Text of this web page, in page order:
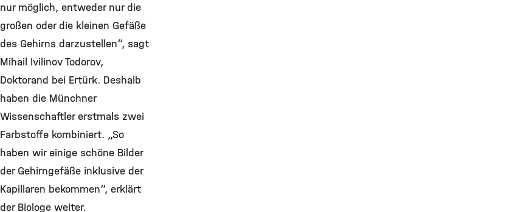
nur möglich, entweder nur die
großen oder die kleinen Gefäße
des Gehirns darzustellen“, sagt
Mihail Ivilinov Todorov,
Doktorand bei Ertürk. Deshalb
haben die Münchner
Wissenschaftler erstmals zwei
Farbstoffe kombiniert. „So
haben wir einige schöne Bilder
der Gehirngefäße inklusive der
Kapillaren bekommen“, erklärt
der Biologe weiter.